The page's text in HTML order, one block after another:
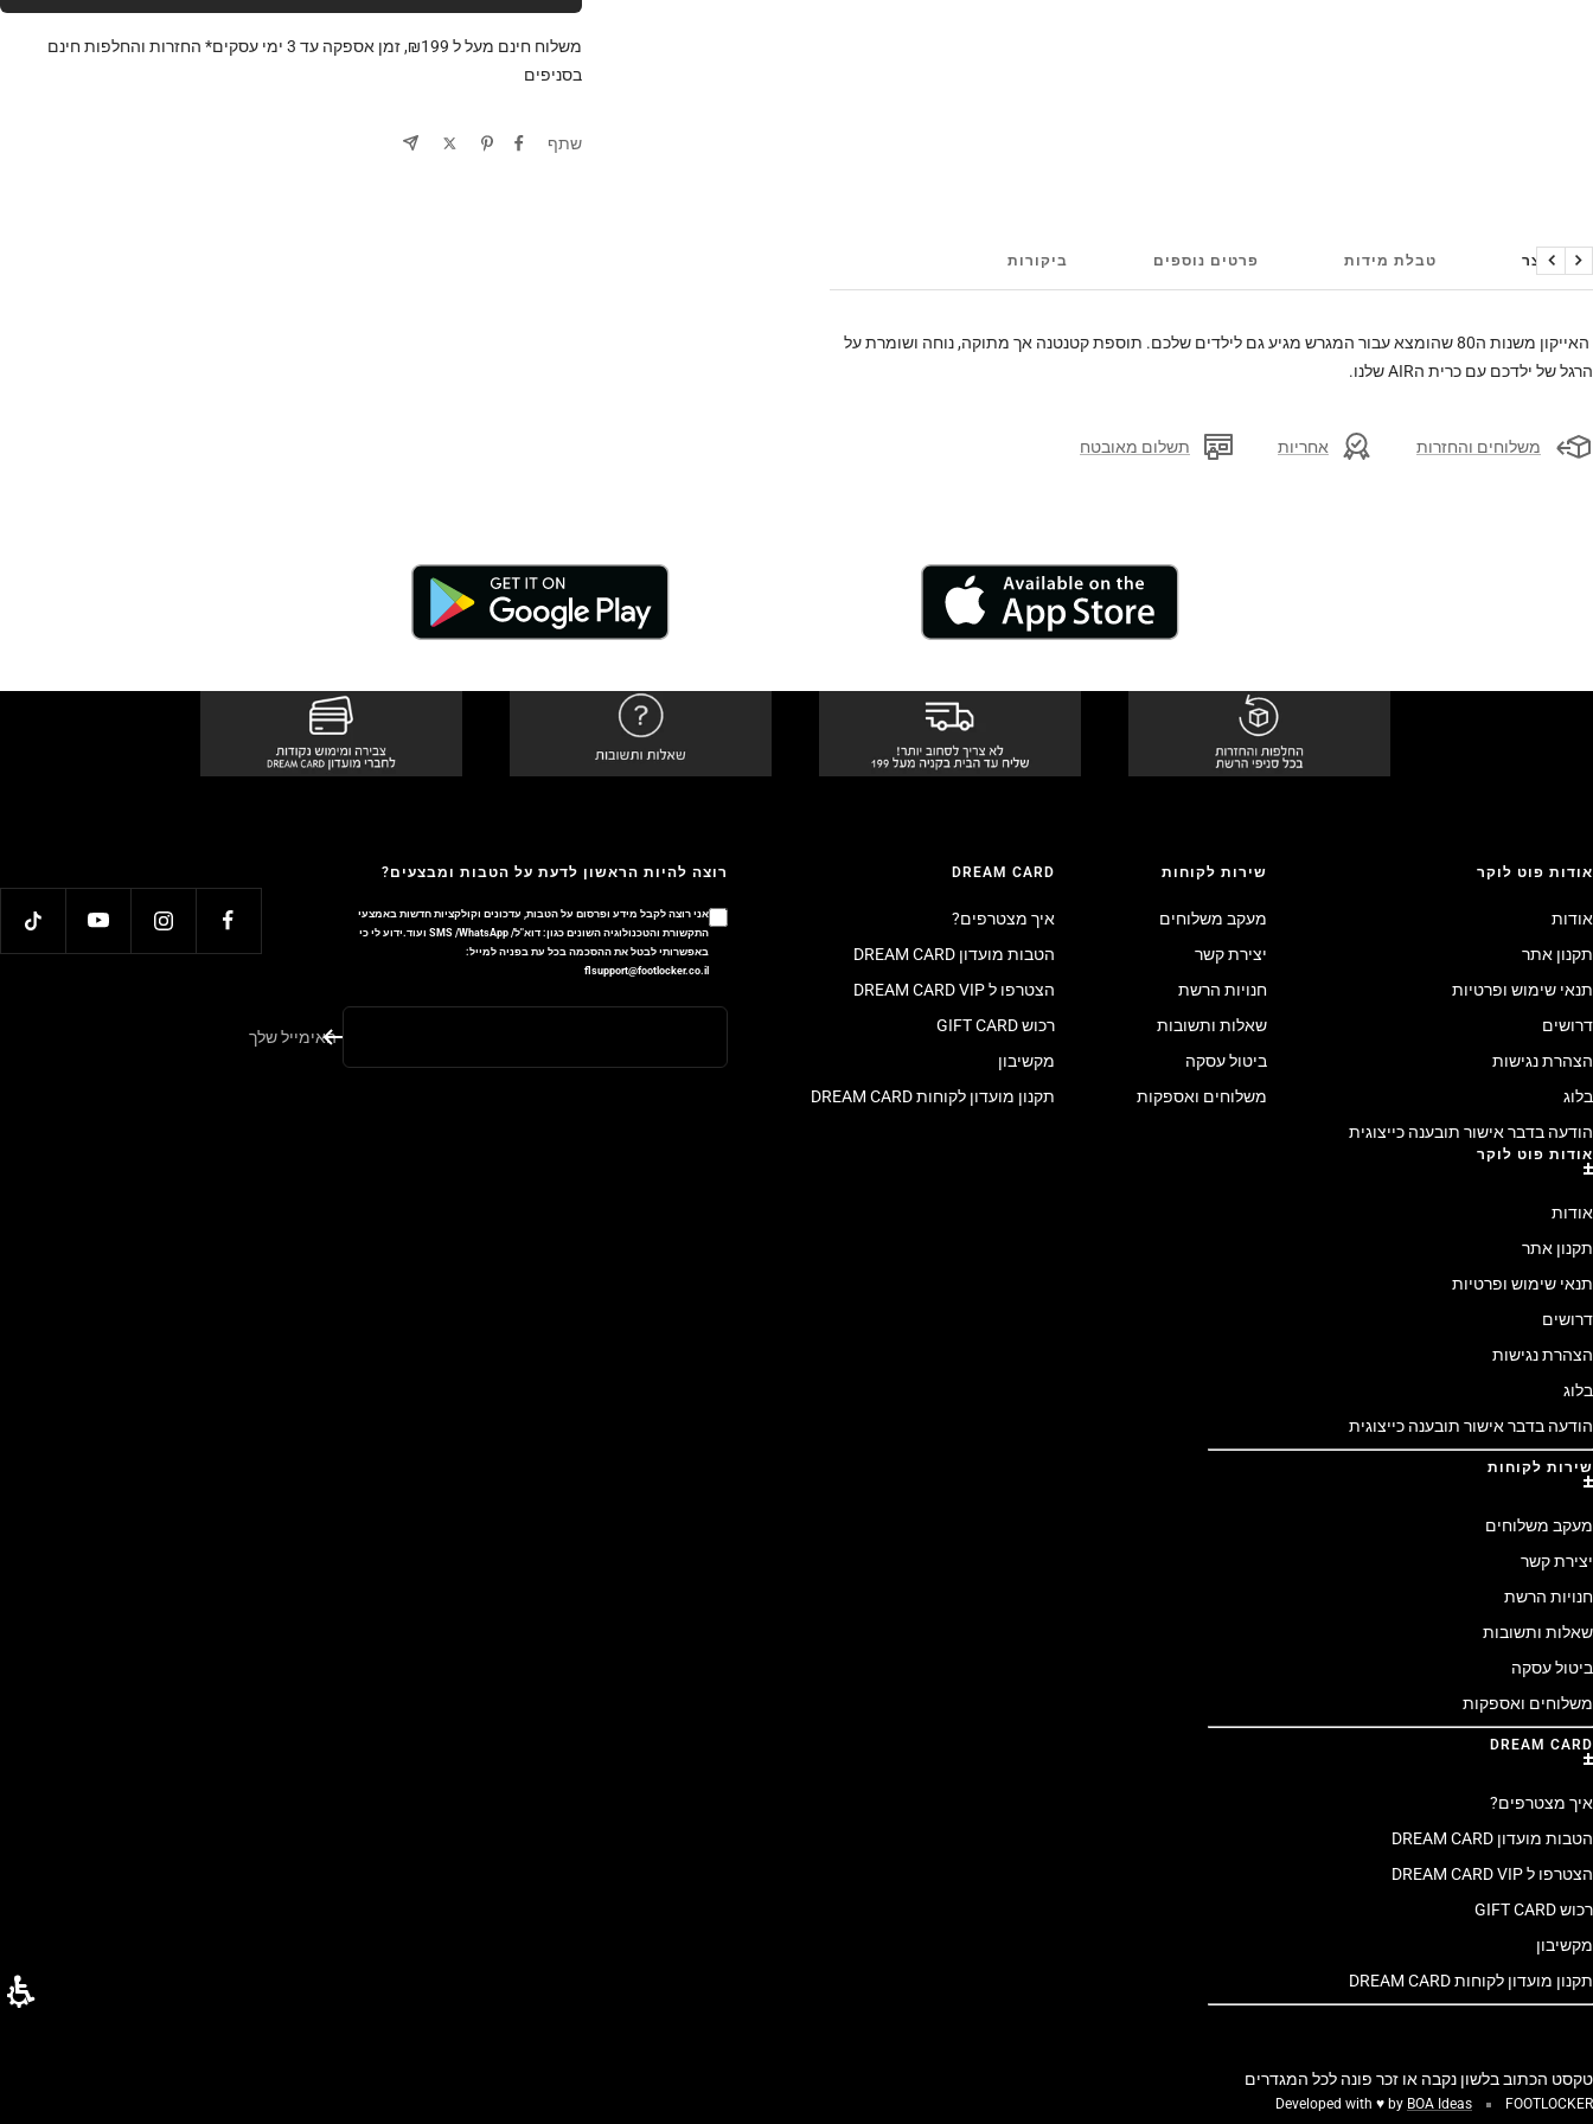
משלוח חינם מעל ל ₪199, זמן אספקה עד 3 ימי עסקים* החזרות והחלפות חינם
בסניפים
שתף
על המוצר טבלת מידות פרטים נוספים ביקורות
הקודם
הבא
האייקון משנות ה80 שהומצא עבור המגרש מגיע גם לילדים שלכם. תוספת קטנטנה אך מתוקה, נוחה ושומרת על
הרגל של ילדכם עם כרית הAIR שלנו.
משלוחים והחזרות אחריות תשלום מאובטח
אודות פוט לוקר
אודות
תקנון אתר
תנאי שימוש ופרטיות
דרושים
הצהרת נגישות
בלוג
הודעה בדבר אישור תובענה כייצוגית
שירות לקוחות
מעקב משלוחים
יצירת קשר
חנויות הרשת
שאלות ותשובות
ביטול עסקה
משלוחים ואספקות
DREAM CARD
איך מצטרפים?
הטבות מועדון DREAM CARD
הצטרפו ל DREAM CARD VIP
רכוש GIFT CARD
מקשיבון
תקנון מועדון לקוחות DREAM CARD
רוצה להיות הראשון לדעת על הטבות ומבצעים?
אני רוצה לקבל מידע ופרסום על הטבות, עדכונים וקולקציות חדשות באמצעי
התקשורת והטכנולוגיה השונים כגון: דוא"ל/ SMS /WhatsApp ועוד.ידוע לי כי
באפשרותי לבטל את ההסכמה בכל עת בפניה למייל:
flsupport@footlocker.co.il
האימייל שלך
אודות פוט לוקר
אודות
תקנון אתר
תנאי שימוש ופרטיות
דרושים
הצהרת נגישות
בלוג
הודעה בדבר אישור תובענה כייצוגית
שירות לקוחות
מעקב משלוחים
יצירת קשר
חנויות הרשת
שאלות ותשובות
ביטול עסקה
משלוחים ואספקות
DREAM CARD
איך מצטרפים?
הטבות מועדון DREAM CARD
הצטרפו ל DREAM CARD VIP
רכוש GIFT CARD
מקשיבון
תקנון מועדון לקוחות DREAM CARD
טקסט הכתוב בלשון נקבה או זכר פונה לכל המגדרים
FOOTLOCKER
Developed with ♥ by BOA Ideas